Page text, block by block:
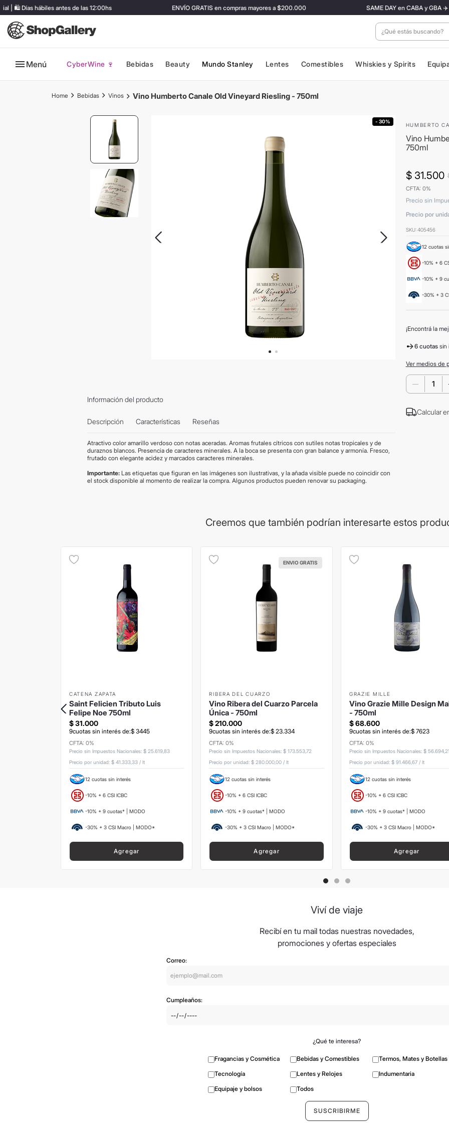
🛍️ Días hábiles antes de las 12:00hs ENVÍO GRATIS en compras mayores a $200.000 SAME DAY en CABA y GBA ✈️
¿Qué estás
Menú CyberWine 🍷 Bebidas Beauty Mundo Stanley Lentes Comestibles Whiskies y Spirits
Bebidas Vinos Vino Humberto Canale Old Vineyard Riesling - 750ml
- 30%
Información del producto
Descripción Características Reseñas
Atractivo color amarillo verdoso con notas aceradas. Aromas frutales cítricos con sutiles notas tropicales y de
duraznos blancos. Presencia de caracteres minerales. A la boca se presenta con gran balance y armonía. Fresco,
frutado con elegante acidez y marcados caracteres minerales.
Importante: Las etiquetas que figuran en las imágenes son ilustrativas, y la añada visible puede no coincidir con
el stock disponible al momento de realizar la compra. Algunos productos pueden renovar su packaging.
HUMBERTO
Vino
750ml
$ 31.500
CFTA: 0%
Precio sin
Precio por
SKU:405456
12 cuotas
-10% + 6
-10% + 9
-30% + 3
¡Encontrá la
6 cuotas sin
Ver medios de
－
Calcular
Creemos que también podrían interesarte estos
CATENA ZAPATA
Saint Felicien Tributo Luis
Felipe Noe 750ml
$31.000
9cuotas sin interés de:$ 3445
CFTA: 0%
Precio sin Impuestos Nacionales: $ 25.619,83
Precio por unidad: $ 41.333,33/ lt
12 cuotas sin interés
-10% + 6 CSI ICBC
-10% + 9 cuotas* | MODO
-30% + 3 CSI Macro | MODO*
Agregar
ENVIO GRATIS
RIBERA DEL CUARZO
Vino Ribera del Cuarzo Parcela
Única - 750ml
$ 210.000
9cuotas sin interés de:$ 23.334
CFTA: 0%
Precio sin Impuestos Nacionales:$ 173.553,72
Precio por unidad:$ 280.000,00 /lt
12 cuotas sin interés
-10% + 6 CSI ICBC
-10% + 9 cuotas* | MODO
-30% + 3 CSI Macro | MODO*
Agregar
GRAZIE MILLE
Vino Grazie Mille Design
- 750ml
$68.600
9cuotas sin interés de:$ 7623
CFTA: 0%
Precio sin Impuestos Nacionales: $ 56.694,21
Precio por unidad: $ 91.466,67/ lt
12 cuotas sin interés
-10% + 6 CSI ICBC
-10% + 9 cuotas* | MODO
-30% + 3 CSI Macro | MODO*
Agregar
Viví de viaje
Recibí en tu mail todas nuestras novedades,
promociones y ofertas especiales
Correo:
Cumpleaños:
¿Qué te interesa?
Fragancias y Cosmética Bebidas y Comestibles
Termos, Mates y Botellas
Tecnología
Lentes y Relojes
Indumentaria
Equipaje y bolsos
Todos